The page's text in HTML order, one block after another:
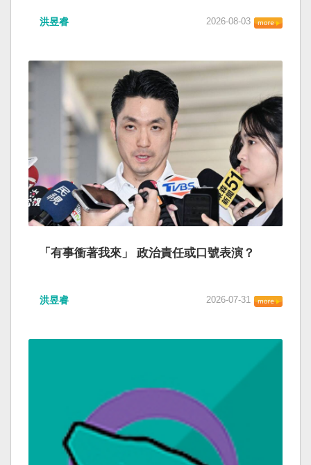
洪昱睿 2026-08-03
「有事衝著我來」 政治責任或口號表演？
洪昱睿 2026-07-31